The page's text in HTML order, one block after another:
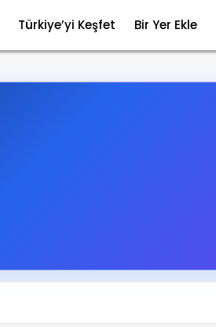
Türkiye’yi Keşfet Bir Yer Ekle